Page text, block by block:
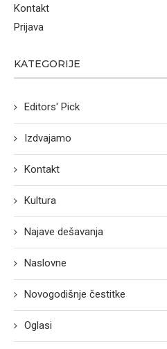
Kontakt
Prijava
KATEGORIJE
Editors' Pick
Izdvajamo
Kontakt
Kultura
Najave dešavanja
Naslovne
Novogodišnje čestitke
Oglasi